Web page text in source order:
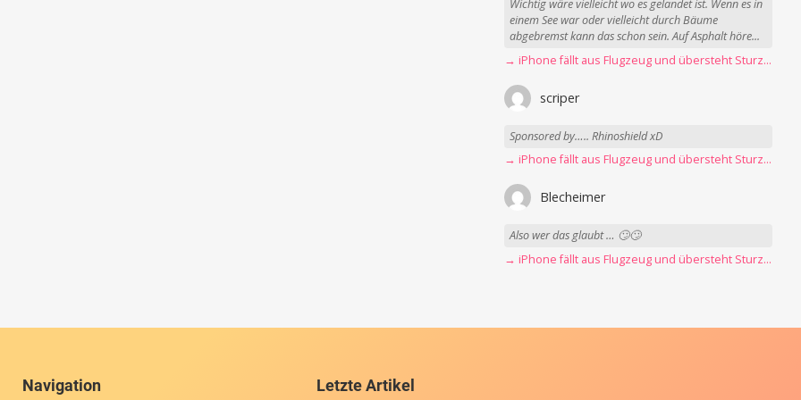
Wichtig wäre vielleicht wo es gelandet ist. Wenn es in
einem See war oder vielleicht durch Bäume
abgebremst kann das schon sein. Auf Asphalt höre...
→ iPhone fällt aus Flugzeug und übersteht Sturz unbeschadet
scriper
Sponsored by….. Rhinoshield xD
→ iPhone fällt aus Flugzeug und übersteht Sturz unbeschadet
Blecheimer
Also wer das glaubt … 🙄🙄
→ iPhone fällt aus Flugzeug und übersteht Sturz unbeschadet
Navigation Letzte Artikel